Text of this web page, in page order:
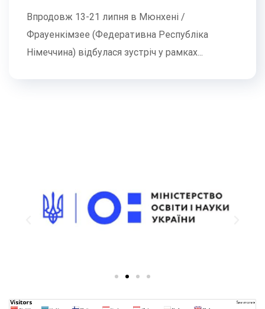
Впродовж 13-21 липня в Мюнхені /
Фрауенкімзее (Федеративна Республіка
Німеччина) відбулася зустріч у рамках...